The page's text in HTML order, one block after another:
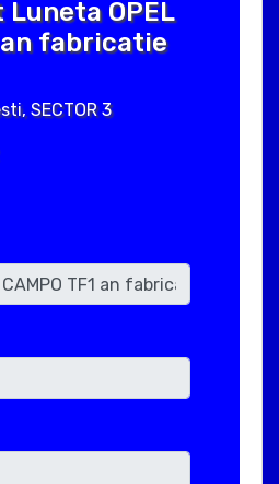
OPEL
an fabricatie
SECTOR 3